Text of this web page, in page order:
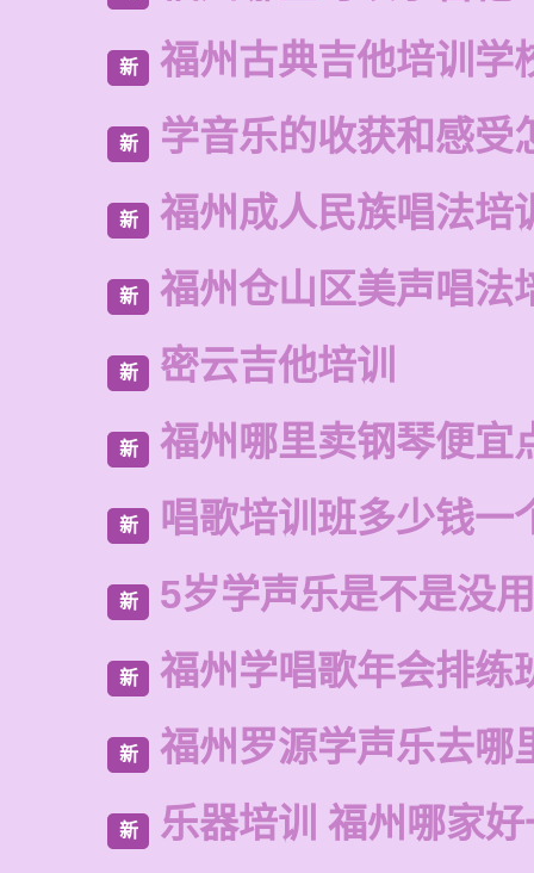
新 福州古典吉他培训学
新 学音乐的收获和感受
新 福州成人民族唱法培
新 福州仓山区美声唱法
新 密云吉他培训
新 福州哪里卖钢琴便宜
新 唱歌培训班多少钱一
新 5岁学声乐是不是没用
新 福州学唱歌年会排练
新 福州罗源学声乐去哪
新 乐器培训 福州哪家